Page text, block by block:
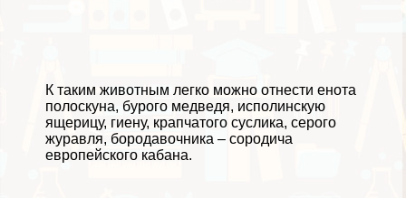
К таким животным легко можно отнести енота
полоскуна, бурого медведя, исполинскую
ящерицу, гиену, крапчатого суслика, серого
журавля, бородавочника – сородича
европейского кабана.